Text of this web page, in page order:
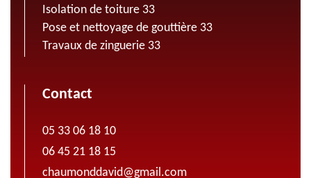
Isolation de toiture 33
Pose et nettoyage de gouttière 33
Travaux de zinguerie 33
Contact
05 33 06 18 10
06 45 21 18 15
chaumonddavid@gmail.com